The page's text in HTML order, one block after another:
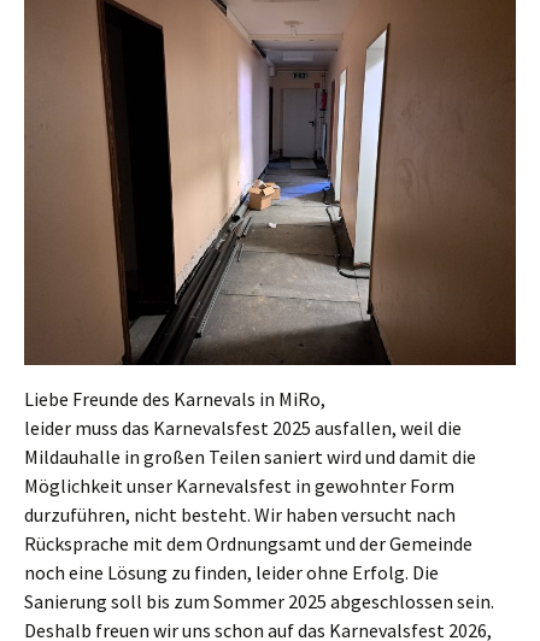
Liebe Freunde des Karnevals in MiRo,
leider muss das Karnevalsfest 2025 ausfallen, weil die
Mildauhalle in großen Teilen saniert wird und damit die
Möglichkeit unser Karnevalsfest in gewohnter Form
durzuführen, nicht besteht. Wir haben versucht nach
Rücksprache mit dem Ordnungsamt und der Gemeinde
noch eine Lösung zu finden, leider ohne Erfolg. Die
Sanierung soll bis zum Sommer 2025 abgeschlossen sein.
Deshalb freuen wir uns schon auf das Karnevalsfest 2026,